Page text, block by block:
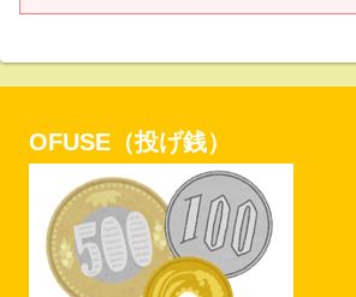
OFUSE（投げ銭）